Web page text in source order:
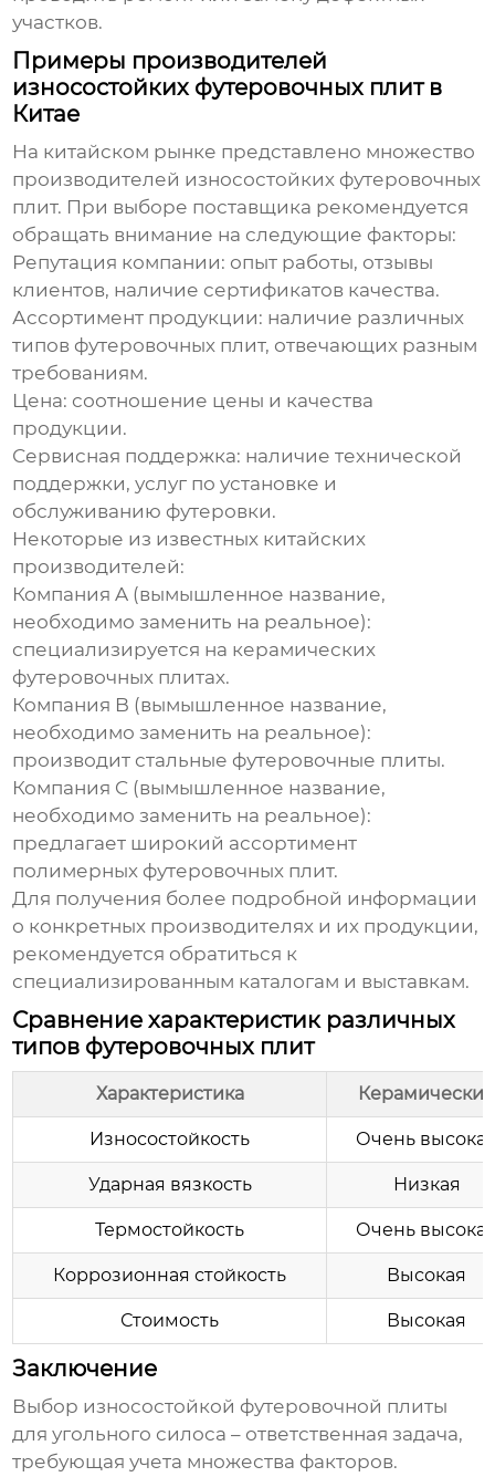
участков.
Примеры производителей
износостойких футеровочных плит в
Китае
На китайском рынке представлено множество
производителей износостойких футеровочных
плит. При выборе поставщика рекомендуется
обращать внимание на следующие факторы:
Репутация компании: опыт работы, отзывы
клиентов, наличие сертификатов качества.
Ассортимент продукции: наличие различных
типов футеровочных плит, отвечающих разным
требованиям.
Цена: соотношение цены и качества
продукции.
Сервисная поддержка: наличие технической
поддержки, услуг по установке и
обслуживанию футеровки.
Некоторые из известных китайских
производителей:
Компания A (вымышленное название,
необходимо заменить на реальное):
специализируется на керамических
футеровочных плитах.
Компания B (вымышленное название,
необходимо заменить на реальное):
производит стальные футеровочные плиты.
Компания C (вымышленное название,
необходимо заменить на реальное):
предлагает широкий ассортимент
полимерных футеровочных плит.
Для получения более подробной информации
о конкретных производителях и их продукции,
рекомендуется обратиться к
специализированным каталогам и выставкам.
Сравнение характеристик различных
типов футеровочных плит
Характеристика Керамические
Износостойкость Очень
Ударная вязкость Низкая
Термостойкость Очень
Коррозионная стойкость Высокая
Стоимость Высокая
Заключение
Выбор износостойкой футеровочной плиты
для угольного силоса – ответственная задача,
требующая учета множества факторов.